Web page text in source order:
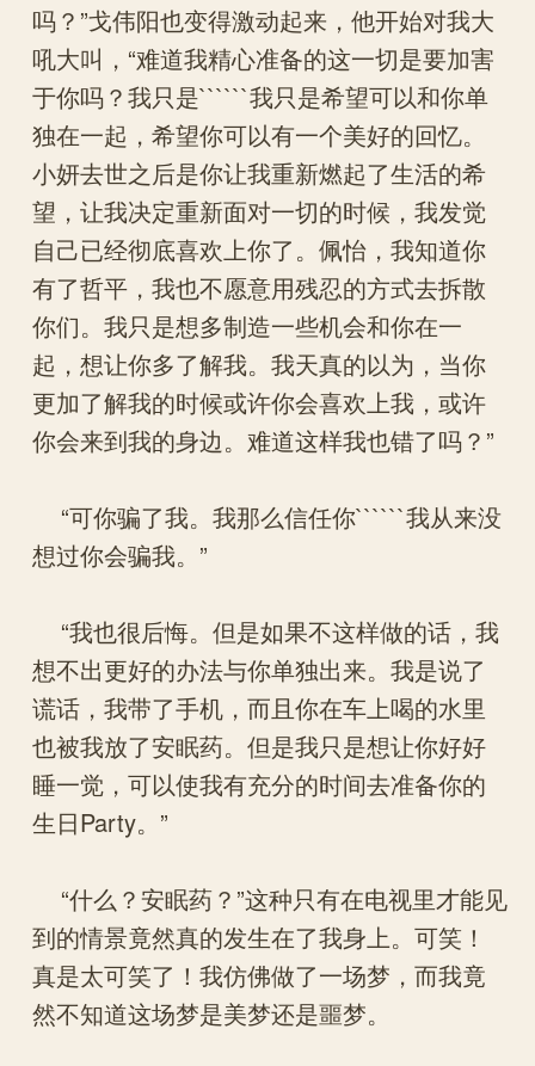
吗？”戈伟阳也变得激动起来，他开始对我大
吼大叫，“难道我精心准备的这一切是要加害
于你吗？我只是``````我只是希望可以和你单
独在一起，希望你可以有一个美好的回忆。
小妍去世之后是你让我重新燃起了生活的希
望，让我决定重新面对一切的时候，我发觉
自己已经彻底喜欢上你了。佩怡，我知道你
有了哲平，我也不愿意用残忍的方式去拆散
你们。我只是想多制造一些机会和你在一
起，想让你多了解我。我天真的以为，当你
更加了解我的时候或许你会喜欢上我，或许
你会来到我的身边。难道这样我也错了吗？”
“可你骗了我。我那么信任你``````我从来没
想过你会骗我。”
“我也很后悔。但是如果不这样做的话，我
想不出更好的办法与你单独出来。我是说了
谎话，我带了手机，而且你在车上喝的水里
也被我放了安眠药。但是我只是想让你好好
睡一觉，可以使我有充分的时间去准备你的
生日Party。”
“什么？安眠药？”这种只有在电视里才能见
到的情景竟然真的发生在了我身上。可笑！
真是太可笑了！我仿佛做了一场梦，而我竟
然不知道这场梦是美梦还是噩梦。